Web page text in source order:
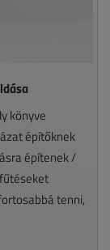
könyve
építőknek
építenek /
tenni,